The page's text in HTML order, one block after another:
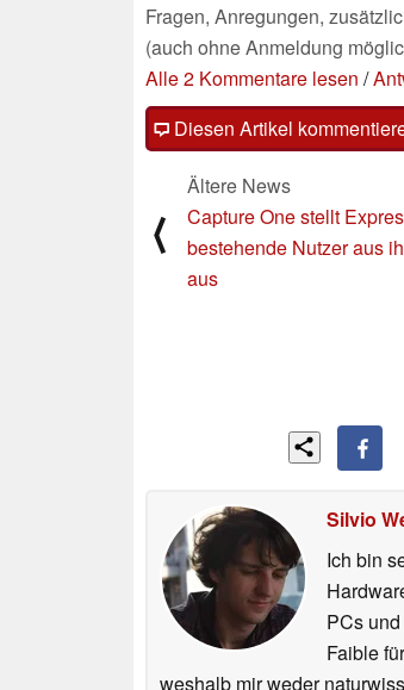
Fragen, Anregungen,
(auch ohne Anmeldung
Alle 2 Kommentare lesen /
Diesen Artikel
⟨
Ältere News
Capture One stellt
bestehende Nutzer aus
aus
Silvio
Ich bin
PCs
Faible
weshalb mir weder